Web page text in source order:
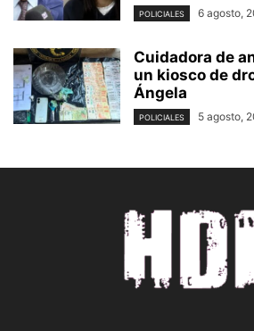
POLICIALES 6 agosto,
Cuidadora de
un kiosco de
Ángela
POLICIALES 5 agosto,